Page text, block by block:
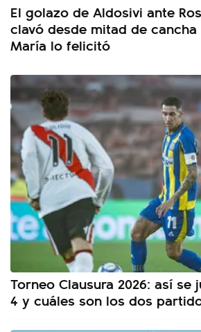
El golazo de Aldosivi ante
clavó desde mitad de cancha
María lo felicitó
Torneo Clausura 2026: así se
4 y cuáles son los dos